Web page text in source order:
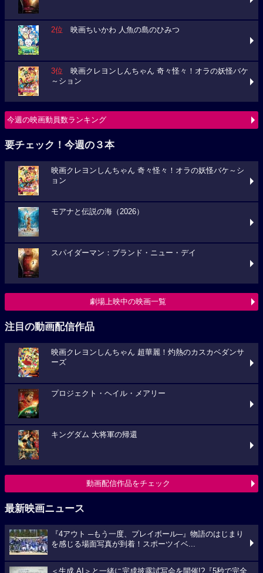
2位 映画ちいかわ 人魚の島のひみつ
3位 映画クレヨンしんちゃん 奇々怪々！オラの妖怪バケ
～ション
今週の映画動員数ランキング
要チェック！今週の３本
映画クレヨンしんちゃん 奇々怪々！オラの妖怪バケ～シ
ョン
モアナと伝説の海（2026）
スパイダーマン：ブランド・ニュー・デイ
劇場上映中の映画一覧
注目の動画配信作品
映画クレヨンしんちゃん 超華麗！灼熱のカスカベダンサ
ーズ
プロジェクト・ヘイル・メアリー
キングダム 大将軍の帰還
動画配信作品をチェック
最新映画ニュース
『4アウト ─もう一度、プレイボール─』物語のはじまり
を感じる場面写真が到着！スポーツイベ...